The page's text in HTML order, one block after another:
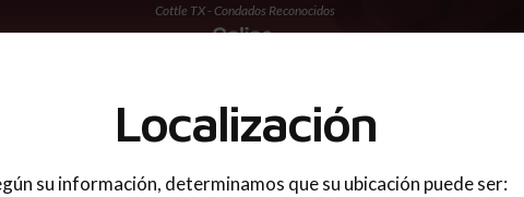
Cottle TX - Condados Reconocidos
Localización
su información, determinamos que su ubicación puede ser: